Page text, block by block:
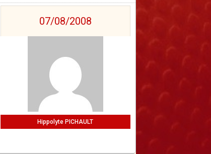
07/08/2008
Hippolyte PICHAULT